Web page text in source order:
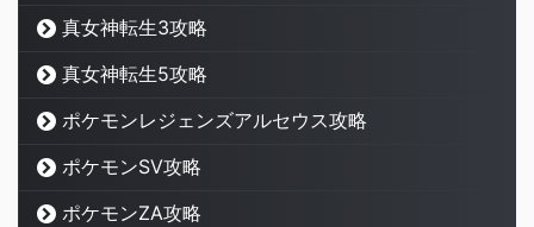
真女神転生3攻略
真女神転生5攻略
ポケモンレジェンズアルセウス攻略
ポケモンSV攻略
ポケモンZA攻略